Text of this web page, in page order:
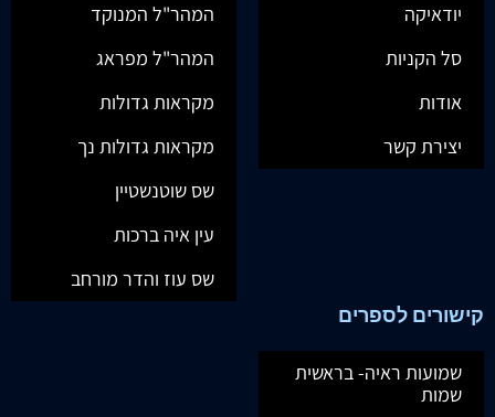
יודאיקה
סל הקניות
אודות
יצירת קשר
המהר"ל המנוקד
המהר"ל מפראג
מקראות גדולות
מקראות גדולות נך
שס שוטנשטיין
עין איה ברכות
שס עוז והדר מורחב
קישורים לספרים
שמועות ראיה- בראשית
שמות